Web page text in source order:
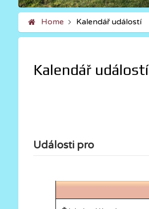
Home Kalendář událostí
Kalendář událostí
Události pro